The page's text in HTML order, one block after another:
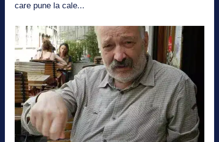
care pune la cale...